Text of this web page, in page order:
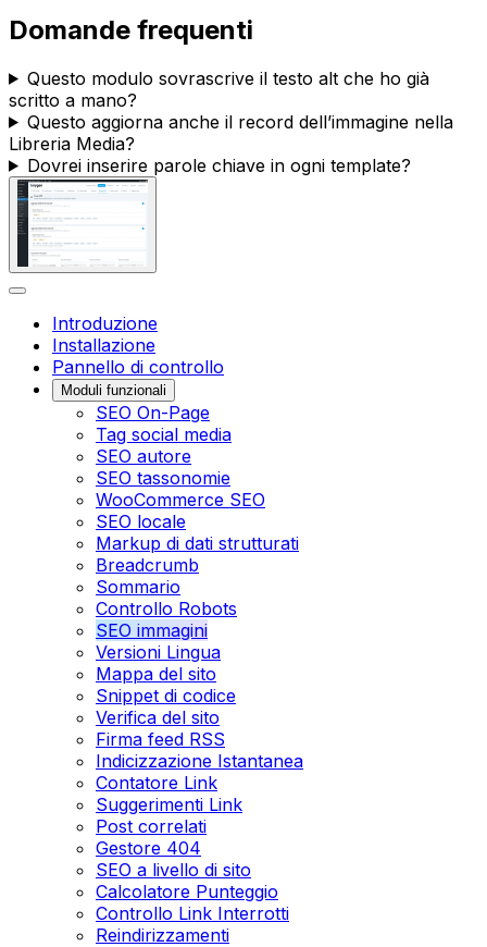
Domande frequenti
Questo modulo sovrascrive il testo alt che ho già
scritto a mano?
Questo aggiorna anche il record dell’immagine nella
Libreria Media?
Dovrei inserire parole chiave in ogni template?
Introduzione
Installazione
Pannello di controllo
Moduli funzionali
SEO On-Page
Tag social media
SEO autore
SEO tassonomie
WooCommerce SEO
SEO locale
Markup di dati strutturati
Breadcrumb
Sommario
Controllo Robots
SEO immagini
Versioni Lingua
Mappa del sito
Snippet di codice
Verifica del sito
Firma feed RSS
Indicizzazione Istantanea
Contatore Link
Suggerimenti Link
Post correlati
Gestore 404
SEO a livello di sito
Calcolatore Punteggio
Controllo Link Interrotti
Reindirizzamenti